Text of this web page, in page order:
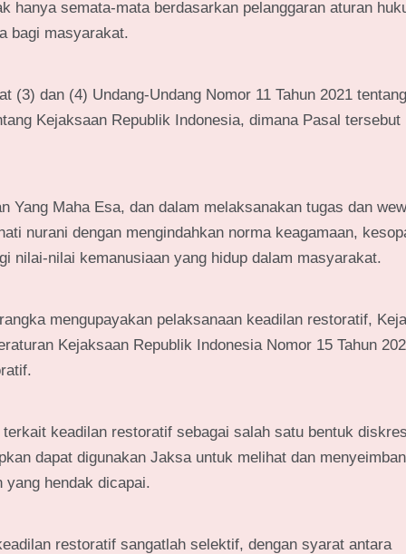
hanya semata-mata berdasarkan pelanggaran aturan
bagi masyarakat.
(3) dan (4) Undang-Undang Nomor 11 Tahun 2021 tentang
Kejaksaan Republik Indonesia, dimana Pasal tersebut
Yang Maha Esa, dan dalam melaksanakan tugas dan
nurani dengan mengindahkan norma keagamaan,
nilai-nilai kemanusiaan yang hidup dalam masyarakat.
mengupayakan pelaksanaan keadilan restoratif,
Kejaksaan Republik Indonesia Nomor 15 Tahun
keadilan restoratif sebagai salah satu bentuk
dapat digunakan Jaksa untuk melihat dan
yang hendak dicapai.
restoratif sangatlah selektif, dengan syarat antara